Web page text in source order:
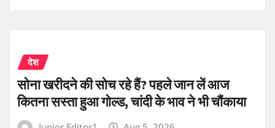
देश
सोना खरीदने की सोच रहे हैं? पहले जान लें आज
कितना सस्ता हुआ गोल्ड, चांदी के भाव ने भी चौंकाया